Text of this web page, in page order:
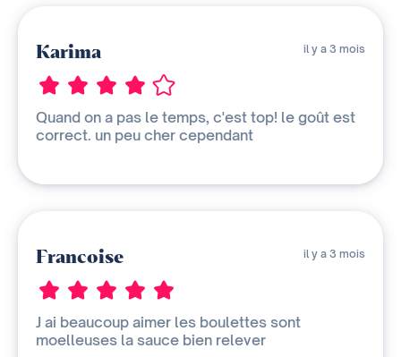
Karima il y a 3 mois
Quand on a pas le temps, c'est top! le goût est
correct. un peu cher cependant
Francoise il y a 3 mois
J ai beaucoup aimer les boulettes sont
moelleuses la sauce bien relever